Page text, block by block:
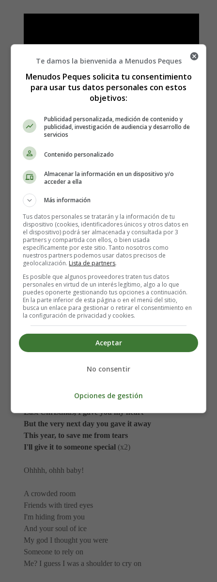
Uohhh!! Ahhhh!!
Last Christmas, I gave you my heart
This year, to save me from tears
Once bitten and twice shy
I keep my distance
But you still catch my eye
Tell me baby
Do you recognize me?
Well, It's been a year
It doesn't surprise me
(Merry Christmas )
I wrapped it up and sent it
I wrapped it up and sent it
I love you I meant it
Now I know what a fool I've been
Last Christmas, I gave you my heart
But the very next day you gave it away
This year, to save me from tears
I'll give it to someone special (x2)
Ohhhh, ohhh baby!
A crowded room
Friends with tired eyes
I'm hiding from you
And your soul of ice
My god I thought you were
Someone to rely on
Me? I guess I was a shoulder to cry on
Te damos la bienvenida a Menudos Peques
Menudos Peques solicita tu consentimiento
para usar tus datos personales con estos
objetivos:
Publicidad personalizada, medición de contenido y
publicidad, investigación de audiencia y desarrollo de
servicios
Contenido personalizado
Almacenar la información en un dispositivo y/o
acceder a ella
Más información
Tus datos personales se tratarán y la información de tu
dispositivo (cookies, identificadores únicos y otros datos en
el dispositivo) podrá ser almacenada y consultada por 3
partners y compartida con ellos, o bien usada
específicamente por este sitio. Tanto nosotros como
nuestros partners podemos usar datos precisos de
geolocalización. Lista de partners.
Es posible que algunos proveedores traten tus datos
personales en virtud de un interés legítimo, algo a lo que
puedes oponerte gestionando tus opciones a continuación.
En la parte inferior de esta página o en el menú del sitio,
busca un enlace para gestionar o retirar el consentimiento en
la configuración de privacidad y cookies.
Aceptar
No consentir
Opciones de gestión